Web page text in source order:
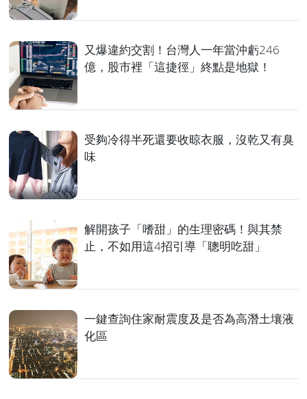
又爆違約交割！台灣人一年當沖虧246
億，股市裡「這捷徑」終點是地獄！
受夠冷得半死還要收晾衣服，沒乾又有臭
味
解開孩子「嗜甜」的生理密碼！與其禁
止，不如用這4招引導「聰明吃甜」
一鍵查詢住家耐震度及是否為高潛土壤液
化區